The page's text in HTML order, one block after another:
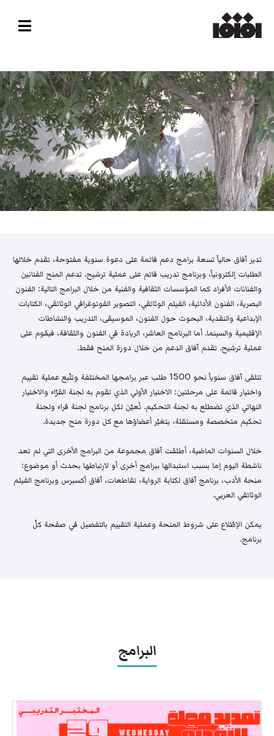
تدير آفاق حالياً تسعة برامج دعم قائمة على دعوة سنوية مفتوحة، تقدم خلالها
الطلبات إلكترونياً، وبرنامج تدريب قائم على عملية ترشيح. تدعم المنح الفنانين
والفنانات الأفراد كما المؤسسات الثقافية والفنية من خلال البرامج التالية: الفنون
البصرية، الفنون الأدائية، الفيلم الوثائقي، التصوير الفوتوغرافي الوثائقي، الكتابات
الإبداعية والنقدية، البحوث حول الفنون، الموسيقى، التدريب والنشاطات
الإقليمية والسينما. أما البرنامج العاشر، الريادة في الفنون والثقافة، فيقوم على
عملية ترشيح. تقدم آفاق الدعم من خلال دورة المنح فقط.
تتلقى آفاق سنوياً نحو 1500 طلب عبر برامجها المختلفة وتتّبع عملية تقييم
واختيار قائمة على مرحلتين: الاختيار الأولي الذي تقوم به لجنة القرّاء والاختيار
النهائي الذي تضطلع به لجنة التحكيم. تُعيّن لكل برنامج لجنة قراء ولجنة
تحكيم متخصصة ومستقلة، يتغيّر أعضاؤها مع كل دورة منح جديدة.
خلال السنوات الماضية، أطلقت آفاق مجموعة من البرامج الأخرى التي لم تعد
ناشطة اليوم إما بسبب استبدالها ببرامج أخرى أو لارتباطها بحدث أو موضوع:
منحة الأدب، برنامج آفاق لكتابة الرواية، تقاطعات، آفاق أكسبرس وبرنامج الفيلم
الوثائقي العربي.
يمكن الإطّلاع على شروط المنحة وعملية التقييم بالتفصيل في صفحة كلّ
برنامج.
البرامج